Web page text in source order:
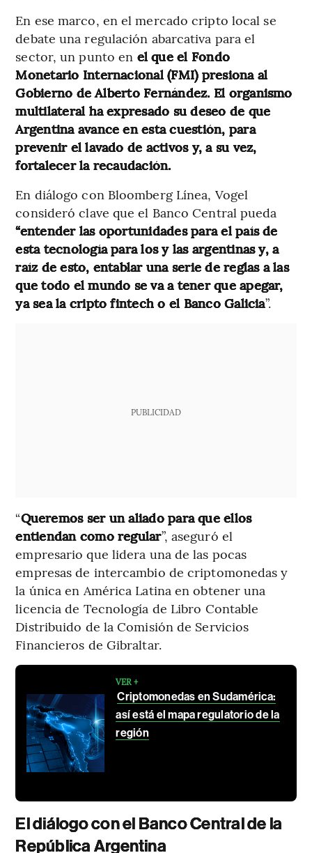
En ese marco, en el mercado cripto local se
debate una regulación abarcativa para el
sector, un punto en el que el Fondo
Monetario Internacional (FMI) presiona al
Gobierno de Alberto Fernández. El organismo
multilateral ha expresado su deseo de que
Argentina avance en esta cuestión, para
prevenir el lavado de activos y, a su vez,
fortalecer la recaudación.
En diálogo con Bloomberg Línea, Vogel
consideró clave que el Banco Central pueda
“entender las oportunidades para el país de
esta tecnología para los y las argentinas y, a
raíz de esto, entablar una serie de reglas a las
que todo el mundo se va a tener que apegar,
ya sea la cripto fintech o el Banco Galicia”.
PUBLICIDAD
“Queremos ser un aliado para que ellos
entiendan como regular”, aseguró el
empresario que lidera una de las pocas
empresas de intercambio de criptomonedas y
la única en América Latina en obtener una
licencia de Tecnología de Libro Contable
Distribuido de la Comisión de Servicios
Financieros de Gibraltar.
VER +
Criptomonedas en Sudamérica:
así está el mapa regulatorio de la
región
El diálogo con el Banco Central de la
República Argentina